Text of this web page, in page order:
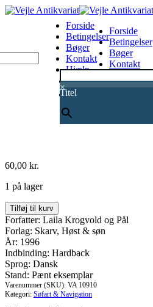
×
Titel
Forside
Betingelser
Bøger
Kontakt
Hjælp
0
Forside
Betingelser
Bøger
Kontakt
60,00 kr.
1 på lager
Kanoliv
&
kanosejlads
antal
Tilføj til kurv
Forfatter: Laila Krogvold og Pål
Forlag: Skarv, Høst & søn
År: 1996
Indbinding: Hardback
Sprog: Dansk
Stand: Pænt eksemplar
Varenummer (SKU): VA 10910
Kategori: Søfart & Navigation